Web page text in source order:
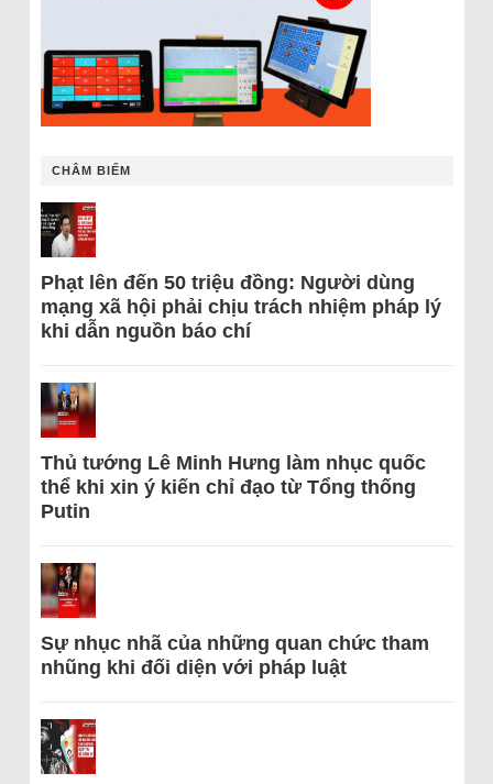
CHÂM BIẾM
Phạt lên đến 50 triệu đồng: Người dùng
mạng xã hội phải chịu trách nhiệm pháp lý
khi dẫn nguồn báo chí
Thủ tướng Lê Minh Hưng làm nhục quốc
thể khi xin ý kiến chỉ đạo từ Tổng thống
Putin
Sự nhục nhã của những quan chức tham
nhũng khi đối diện với pháp luật